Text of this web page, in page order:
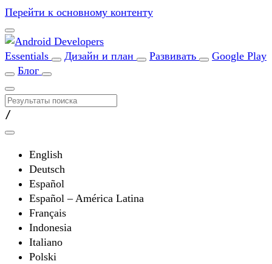
Перейти к основному контенту
Essentials Дизайн и план Развивать
Google Play
Блог
/
English
Deutsch
Español
Español – América Latina
Français
Indonesia
Italiano
Polski